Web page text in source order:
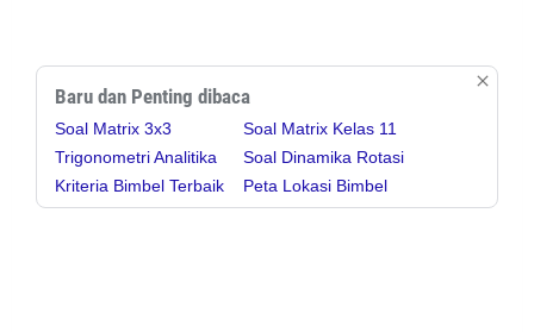
Baru dan Penting dibaca
Soal Matrix 3x3
Trigonometri Analitika
Kriteria Bimbel Terbaik
Soal Matrix Kelas 11
Soal Dinamika Rotasi
Peta Lokasi Bimbel